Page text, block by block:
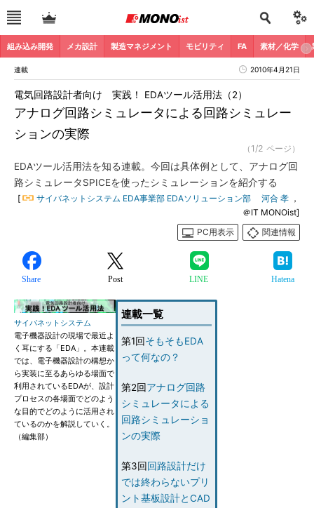
組み込み開発 メカ設計 製造マネジメント モビリティ FA 素材／化学
連載 2010年4月21日
アナログ回路シミュレータによる回路シミュレー
ションの実際
電気回路設計者向け 実践！ EDAツール活用法（2）
（1/2 ページ）
EDAツール活用法を知る連載。今回は具体例として、アナログ回
路シミュレータSPICEを使ったシミュレーションを紹介する
[ サイバネットシステム EDA事業部 EDAソリューション部 河合 孝 ，
＠IT MONOist]
PC用表示
関連情報
Share Post LINE Hatena
サイバネットシステム
電子機器設計の現場で最近よ
く耳にする「EDA」。本連載
では、電子機器設計の構想か
ら実装に至るあらゆる場面で
利用されているEDAが、設計
プロセスの各場面でどのよう
な目的でどのように活用され
ているのかを解説していく。
（編集部）
連載一覧
第1回そもそもEDA
って何なの？
第2回アナログ回路
シミュレータによる
回路シミュレーショ
ンの実際
第3回回路設計だけ
では終わらないプリ
ント基板設計とCAD